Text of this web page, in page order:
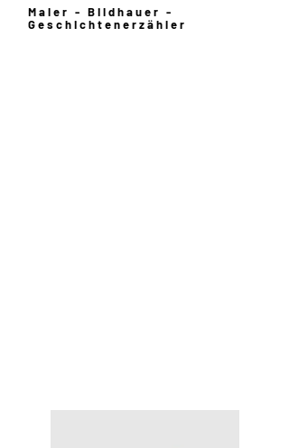
Maler - Bildhauer -
Geschichtenerzähler